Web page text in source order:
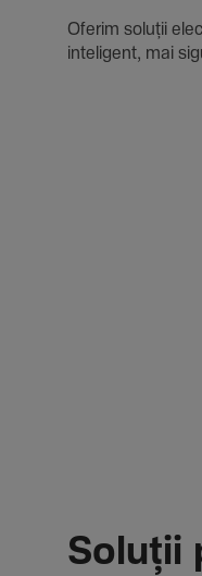
Oferim soluții
inte­li­gent, mai
Soluții